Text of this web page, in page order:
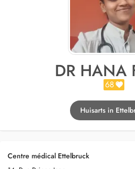
DR HANA
68
Huisarts in
Centre médical Ettelbruck